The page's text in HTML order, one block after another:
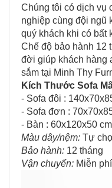
Chúng tôi có dịch vụ
nghiệp cùng đội ngũ
quý khách khi có bất
Chế độ bảo hành 12
đời giúp khách hàng
sắm tại Minh Thy
Kích Thước Sofa
- Sofa đôi :
- Sofa đơn :
- Bàn : 60x120x50 cm
Màu dây/nệm: Tự
Bảo hành: 12 tháng
Vận chuyển: Miễn​